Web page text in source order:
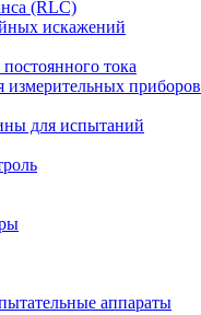
(RLC)
искажений
тока
приборов
для испытаний
аппараты